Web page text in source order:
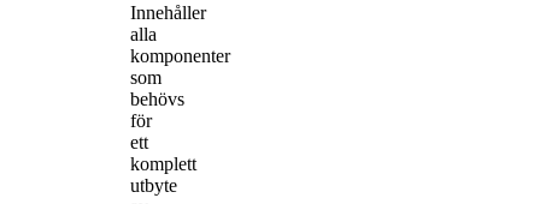
Innehåller
alla
komponenter
som
behövs
för
ett
komplett
utbyte